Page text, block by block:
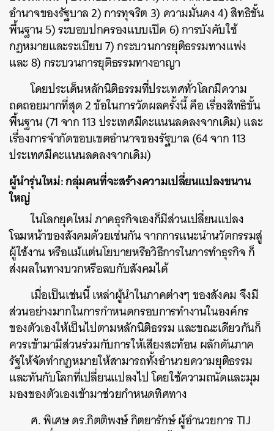
อำนาจของรัฐบาล 2) การทุจริต 3) ความมั่นคง 4) สิทธิขั้น
พื้นฐาน 5) ระบอบปกครองแบบเปิด 6) การบังคับใช้
กฎหมายและระเบียบ 7) กระบวนการยุติธรรมทางแพ่ง
และ 8) กระบวนการยุติธรรมทางอาญา
โดยประเด็นหลักนิติธรรมที่ประเทศทั่วโลกมีความ
ถดถอยมากที่สุด 2 ข้อในการวัดผลครั้งนี้ คือ เรื่องสิทธิขั้น
พื้นฐาน (71 จาก 113 ประเทศมีคะแนนลดลงจากเดิม) และ
เรื่องการจำกัดขอบเขตอำนาจของรัฐบาล (64 จาก 113
ประเทศมีคะแนนลดลงจากเดิม)
ผู้นำรุ่นใหม่: กลุ่มคนที่จะสร้างความเปลี่ยนแปลงขนาน
ใหญ่
ในโลกยุคใหม่ ภาคธุรกิจเองก็มีส่วนเปลี่ยนแปลง
โฉมหน้าของสังคมด้วยเช่นกัน จากการแนะนำนวัตกรรมสู่
ผู้ใช้งาน หรือแม้แต่นโยบายหรือวิธีการในการทำธุรกิจ ก็
ส่งผลในทางบวกหรือลบกับสังคมได้
เมื่อเป็นเช่นนี้ เหล่าผู้นำในภาคต่างๆ ของสังคม จึงมี
ส่วนอย่างมากในการกำหนดกรอบการทำงานในองค์กร
ของตัวเองให้เป็นไปตามหลักนิติธรรม และขณะเดียวกันก็
ควรเข้ามามีส่วนร่วมกับการให้เสียงสะท้อน ผลักดันภาค
รัฐให้จัดทำกฎหมายให้สามารถทั้งอำนวยความยุติธรรม
และทันกับโลกที่เปลี่ยนแปลงไป โดยใช้ความถนัดและมุม
มองของตัวเองเข้ามาช่วยกำหนดทิศทาง
ศ. พิเศษ ดร.กิตติพงษ์ กิตยารักษ์ ผู้อำนวยการ TIJ